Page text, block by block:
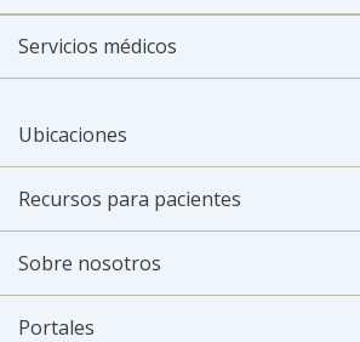
Servicios médicos
Ubicaciones
Recursos para pacientes
Sobre nosotros
Portales